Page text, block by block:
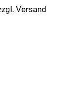
Versand